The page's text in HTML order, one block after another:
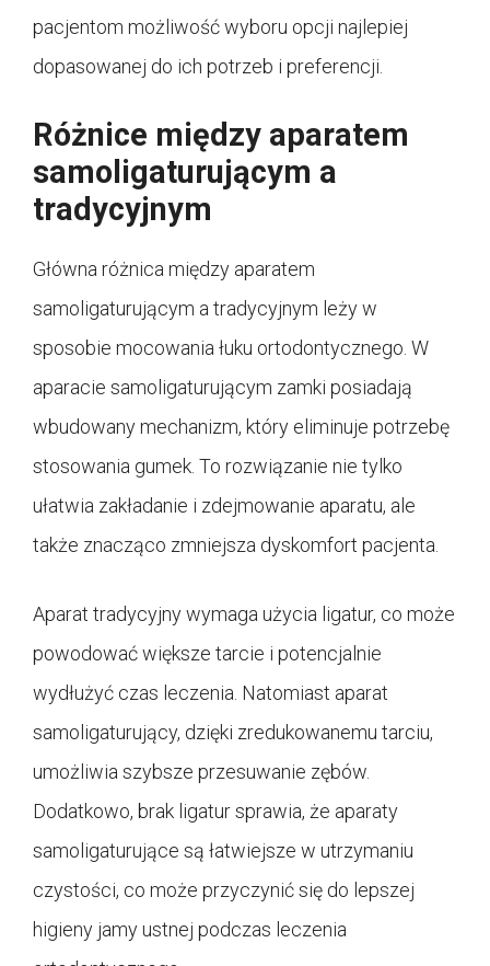
pacjentom możliwość wyboru opcji najlepiej
dopasowanej do ich potrzeb i preferencji.
Różnice między aparatem
samoligaturującym a
tradycyjnym
Główna różnica między aparatem
samoligaturującym a tradycyjnym leży w
sposobie mocowania łuku ortodontycznego. W
aparacie samoligaturującym zamki posiadają
wbudowany mechanizm, który eliminuje potrzebę
stosowania gumek. To rozwiązanie nie tylko
ułatwia zakładanie i zdejmowanie aparatu, ale
także znacząco zmniejsza dyskomfort pacjenta.
Aparat tradycyjny wymaga użycia ligatur, co może
powodować większe tarcie i potencjalnie
wydłużyć czas leczenia. Natomiast aparat
samoligaturujący, dzięki zredukowanemu tarciu,
umożliwia szybsze przesuwanie zębów.
Dodatkowo, brak ligatur sprawia, że aparaty
samoligaturujące są łatwiejsze w utrzymaniu
czystości, co może przyczynić się do lepszej
higieny jamy ustnej podczas leczenia